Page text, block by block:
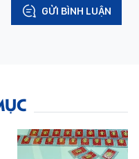
GỬI BÌNH LUẬN